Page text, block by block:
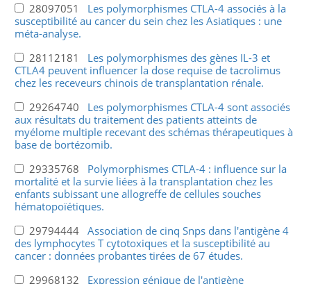
28097051 Les polymorphismes CTLA-4 associés à la
susceptibilité au cancer du sein chez les Asiatiques : une
méta-analyse.
28112181 Les polymorphismes des gènes IL-3 et
CTLA4 peuvent influencer la dose requise de tacrolimus
chez les receveurs chinois de transplantation rénale.
29264740 Les polymorphismes CTLA-4 sont associés
aux résultats du traitement des patients atteints de
myélome multiple recevant des schémas thérapeutiques à
base de bortézomib.
29335768 Polymorphismes CTLA-4 : influence sur la
mortalité et la survie liées à la transplantation chez les
enfants subissant une allogreffe de cellules souches
hématopoïétiques.
29794444 Association de cinq Snps dans l'antigène 4
des lymphocytes T cytotoxiques et la susceptibilité au
cancer : données probantes tirées de 67 études.
29968132 Expression génique de l'antigène